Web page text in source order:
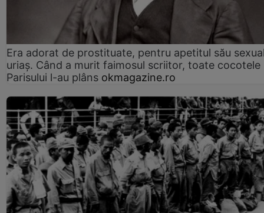
Era adorat de prostituate, pentru apetitul său
uriaș. Când a murit faimosul scriitor, toate cocotele
Parisului l-au plâns okmagazine.ro